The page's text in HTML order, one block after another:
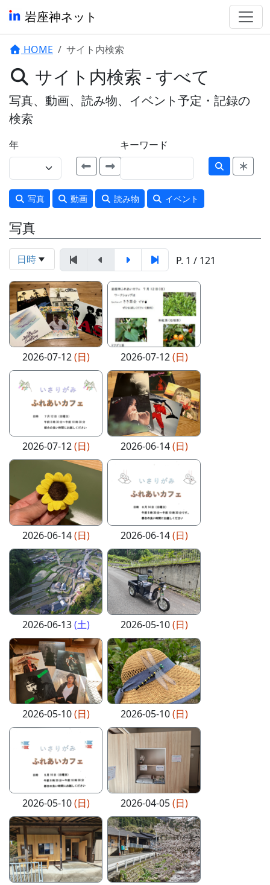
岩座神ネット
HOME サイト内検索
サイト内検索 - すべて
写真、動画、読み物、イベント予定・記録の
検索
年 キーワード
写真 動画 読み物 イベント
写真
日時 P. 1 / 121
2026-07-12(日) 2026-07-12(日)
2026-07-12(日) 2026-06-14(日)
2026-06-14(日) 2026-06-14(日)
2026-06-13(土) 2026-05-10(日)
2026-05-10(日) 2026-05-10(日)
2026-05-10(日) 2026-04-05(日)